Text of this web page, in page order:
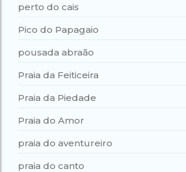
perto do cais
Pico do Papagaio
pousada abraão
Praia da Feiticeira
Praia da Piedade
Praia do Amor
praia do aventureiro
praia do canto